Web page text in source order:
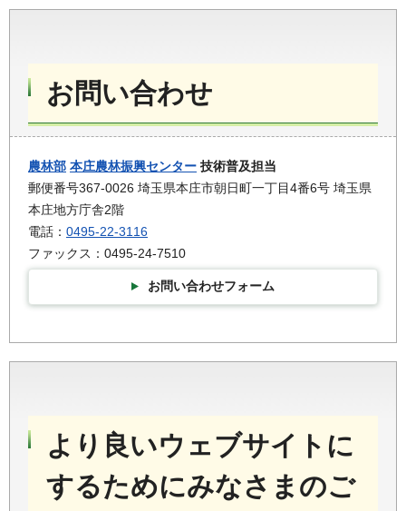
お問い合わせ
農林部 本庄農林振興センター 技術普及担当
郵便番号367-0026 埼玉県本庄市朝日町一丁目4番6号 埼玉県
本庄地方庁舎2階
電話： 0495-22-3116
ファックス：0495-24-7510
お問い合わせフォーム
より良いウェブサイトに
するためにみなさまのご